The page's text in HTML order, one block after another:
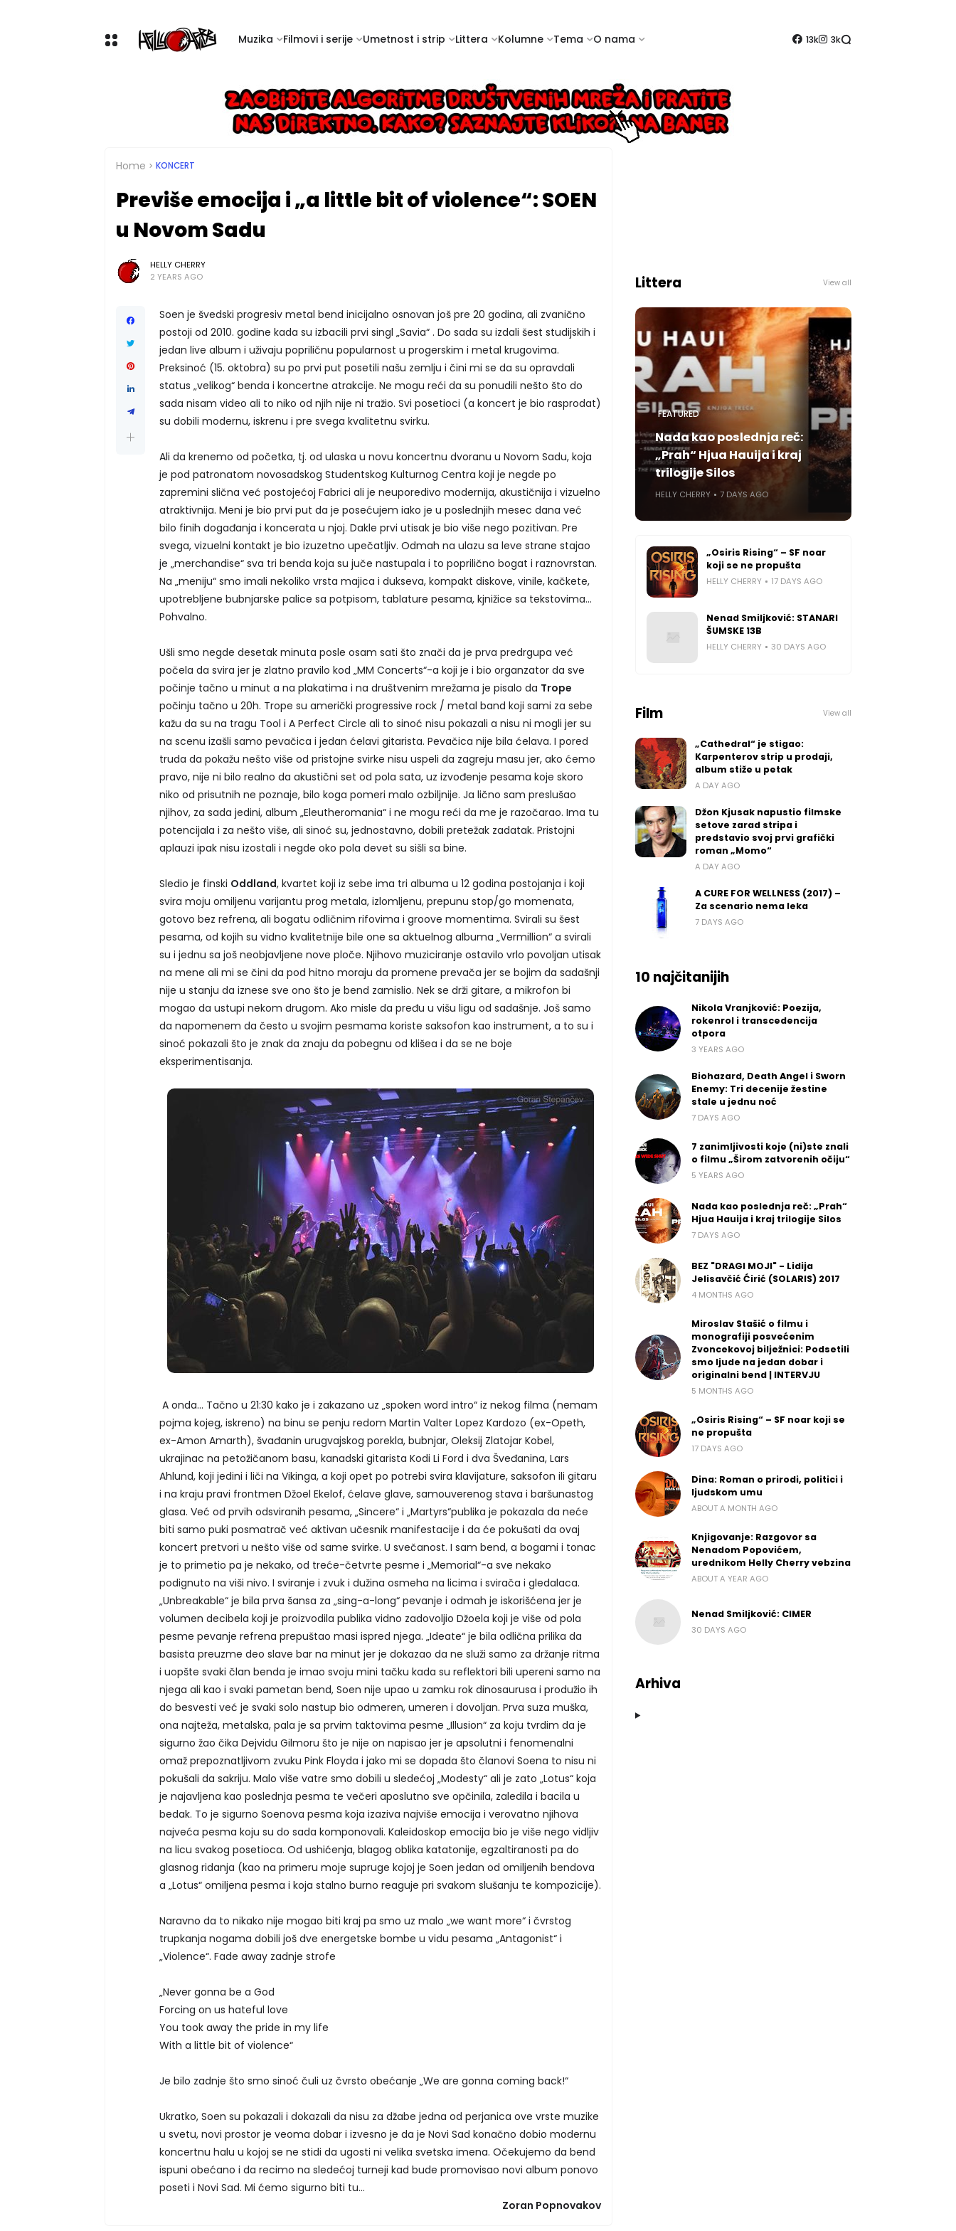
Muzika Filmovi i serije Umetnost i strip Littera Kolumne Tema O nama 13k 3k
Home KONCERT
Previše emocija i „a little bit of violence“: SOEN
u Novom Sadu
HELLY CHERRY
2 YEARS AGO
Soen je švedski progresiv metal bend inicijalno osnovan još pre 20 godina, ali zvanično
postoji od 2010. godine kada su izbacili prvi singl „Savia“ . Do sada su izdali šest studijskih i
jedan live album i uživaju popriličnu popularnost u progerskim i metal krugovima.
Preksinoć (15. oktobra) su po prvi put posetili našu zemlju i čini mi se da su opravdali
status „velikog“ benda i koncertne atrakcije. Ne mogu reći da su ponudili nešto što do
sada nisam video ali to niko od njih nije ni tražio. Svi posetioci (a koncert je bio rasprodat)
su dobili modernu, iskrenu i pre svega kvalitetnu svirku.
Ali da krenemo od početka, tj. od ulaska u novu koncertnu dvoranu u Novom Sadu, koja
je pod patronatom novosadskog Studentskog Kulturnog Centra koji je negde po
zapremini slična već postojećoj Fabrici ali je neuporedivo modernija, akustičnija i vizuelno
atraktivnija. Meni je bio prvi put da je posećujem iako je u poslednjih mesec dana već
bilo finih događanja i koncerata u njoj. Dakle prvi utisak je bio više nego pozitivan. Pre
svega, vizuelni kontakt je bio izuzetno upečatljiv. Odmah na ulazu sa leve strane stajao
je „merchandise“ sva tri benda koja su juče nastupala i to poprilično bogat i raznovrstan.
Na „meniju“ smo imali nekoliko vrsta majica i dukseva, kompakt diskove, vinile, kačkete,
upotrebljene bubnjarske palice sa potpisom, tablature pesama, kjnižice sa tekstovima...
Pohvalno.
Ušli smo negde desetak minuta posle osam sati što znači da je prva predrgupa već
počela da svira jer je zlatno pravilo kod „MM Concerts“-a koji je i bio organzator da sve
počinje tačno u minut a na plakatima i na društvenim mrežama je pisalo da Trope
počinju tačno u 20h. Trope su američki progressive rock / metal band koji sami za sebe
kažu da su na tragu Tool i A Perfect Circle ali to sinoć nisu pokazali a nisu ni mogli jer su
na scenu izašli samo pevačica i jedan ćelavi gitarista. Pevačica nije bila ćelava. I pored
truda da pokažu nešto više od pristojne svirke nisu uspeli da zagreju masu jer, ako ćemo
pravo, nije ni bilo realno da akustični set od pola sata, uz izvođenje pesama koje skoro
niko od prisutnih ne poznaje, bilo koga pomeri malo ozbiljnije. Ja lično sam preslušao
njihov, za sada jedini, album „Eleutheromania“ i ne mogu reći da me je razočarao. Ima tu
potencijala i za nešto više, ali sinoć su, jednostavno, dobili pretežak zadatak. Pristojni
aplauzi ipak nisu izostali i negde oko pola devet su sišli sa bine.
Sledio je finski Oddland, kvartet koji iz sebe ima tri albuma u 12 godina postojanja i koji
svira moju omiljenu varijantu prog metala, izlomljenu, prepunu stop/go momenata,
gotovo bez refrena, ali bogatu odličnim rifovima i groove momentima. Svirali su šest
pesama, od kojih su vidno kvalitetnije bile one sa aktuelnog albuma „Vermillion“ a svirali
su i jednu sa još neobjavljene nove ploče. Njihovo muziciranje ostavilo vrlo povoljan utisak
na mene ali mi se čini da pod hitno moraju da promene prevača jer se bojim da sadašnji
nije u stanju da iznese sve ono što je bend zamislio. Nek se drži gitare, a mikrofon bi
mogao da ustupi nekom drugom. Ako misle da pređu u višu ligu od sadašnje. Još samo
da napomenem da često u svojim pesmama koriste saksofon kao instrument, a to su i
sinoć pokazali što je znak da znaju da pobegnu od klišea i da se ne boje
eksperimentisanja.
A onda... Tačno u 21:30 kako je i zakazano uz „spoken word intro“ iz nekog filma (nemam
pojma kojeg, iskreno) na binu se penju redom Martin Valter Lopez Kardozo (ex-Opeth,
ex-Amon Amarth), švađanin urugvajskog porekla, bubnjar, Oleksij Zlatojar Kobel,
ukrajinac na petožičanom basu, kanadski gitarista Kodi Li Ford i dva Šveđanina, Lars
Ahlund, koji jedini i liči na Vikinga, a koji opet po potrebi svira klavijature, saksofon ili gitaru
i na kraju pravi frontmen Džoel Ekelof, ćelave glave, samouverenog stava i baršunastog
glasa. Već od prvih odsviranih pesama, „Sincere“ i „Martyrs“publika je pokazala da neće
biti samo puki posmatrač već aktivan učesnik manifestacije i da će pokušati da ovaj
koncert pretvori u nešto više od same svirke. U svečanost. I sam bend, a bogami i tonac
je to primetio pa je nekako, od treće-četvrte pesme i „Memorial“-a sve nekako
podignuto na viši nivo. I sviranje i zvuk i dužina osmeha na licima i svirača i gledalaca.
„Unbreakable“ je bila prva šansa za „sing-a-long“ pevanje i odmah je iskorišćena jer je
volumen decibela koji je proizvodila publika vidno zadovoljio Džoela koji je više od pola
pesme pevanje refrena prepuštao masi ispred njega. „Ideate“ je bila odlična prilika da
basista preuzme deo slave bar na minut jer je dokazao da ne služi samo za držanje ritma
i uopšte svaki član benda je imao svoju mini tačku kada su reflektori bili upereni samo na
njega ali kao i svaki pametan bend, Soen nije upao u zamku rok dinosaurusa i produžio ih
do besvesti već je svaki solo nastup bio odmeren, umeren i dovoljan. Prva suza muška,
ona najteža, metalska, pala je sa prvim taktovima pesme „Illusion“ za koju tvrdim da je
sigurno žao čika Dejvidu Gilmoru što je nije on napisao jer je apsolutni i fenomenalni
omaž prepoznatljivom zvuku Pink Floyda i jako mi se dopada što članovi Soena to nisu ni
pokušali da sakriju. Malo više vatre smo dobili u sledećoj „Modesty“ ali je zato „Lotus“ koja
je najavljena kao poslednja pesma te večeri aposlutno sve opčinila, zaledila i bacila u
bedak. To je sigurno Soenova pesma koja izaziva najviše emocija i verovatno njihova
najveća pesma koju su do sada komponovali. Kaleidoskop emocija bio je više nego vidljiv
na licu svakog posetioca. Od ushićenja, blagog oblika katatonije, egzaltiranosti pa do
glasnog ridanja (kao na primeru moje supruge kojoj je Soen jedan od omiljenih bendova
a „Lotus“ omiljena pesma i koja stalno burno reaguje pri svakom slušanju te kompozicije).
Naravno da to nikako nije mogao biti kraj pa smo uz malo „we want more“ i čvrstog
trupkanja nogama dobili još dve energetske bombe u vidu pesama „Antagonist“ i
„Violence“. Fade away zadnje strofe
„Never gonna be a God
Forcing on us hateful love
You took away the pride in my life
With a little bit of violence“
Je bilo zadnje što smo sinoć čuli uz čvrsto obećanje „We are gonna coming back!“
Ukratko, Soen su pokazali i dokazali da nisu za džabe jedna od perjanica ove vrste muzike
u svetu, novi prostor je veoma dobar i izvesno je da je Novi Sad konačno dobio modernu
koncertnu halu u kojoj se ne stidi da ugosti ni velika svetska imena. Očekujemo da bend
ispuni obećano i da recimo na sledećoj turneji kad bude promovisao novi album ponovo
poseti i Novi Sad. Mi ćemo sigurno biti tu...
Zoran Popnovakov
Littera View all
FEATURED
Nada kao poslednja reč:
„Prah“ Hjua Hauija i kraj
trilogije Silos
HELLY CHERRY 7 DAYS AGO
„Osiris Rising“ – SF noar
koji se ne propušta
HELLY CHERRY 17 DAYS AGO
Nenad Smiljković: STANARI
ŠUMSKE 13B
HELLY CHERRY 30 DAYS AGO
Film View all
„Cathedral“ je stigao:
Karpenterov strip u prodaji,
album stiže u petak
A DAY AGO
Džon Kjusak napustio filmske
setove zarad stripa i
predstavio svoj prvi grafički
roman „Momo“
A DAY AGO
A CURE FOR WELLNESS (2017) –
Za scenario nema leka
7 DAYS AGO
10 najčitanijih
Nikola Vranjković: Poezija,
rokenrol i transcedencija
otpora
3 YEARS AGO
Biohazard, Death Angel i Sworn
Enemy: Tri decenije žestine
stale u jednu noć
7 DAYS AGO
7 zanimljivosti koje (ni)ste znali
o filmu „Širom zatvorenih očiju“
5 YEARS AGO
Nada kao poslednja reč: „Prah“
Hjua Hauija i kraj trilogije Silos
7 DAYS AGO
BEZ "DRAGI MOJI" - Lidija
Jelisavčić Ćirić (SOLARIS) 2017
4 MONTHS AGO
Miroslav Stašić o filmu i
monografiji posvećenim
Zvoncekovoj bilježnici: Podsetili
smo ljude na jedan dobar i
originalni bend | INTERVJU
5 MONTHS AGO
„Osiris Rising“ – SF noar koji se
ne propušta
17 DAYS AGO
Dina: Roman o prirodi, politici i
ljudskom umu
ABOUT A MONTH AGO
Knjigovanje: Razgovor sa
Nenadom Popovićem,
urednikom Helly Cherry vebzina
ABOUT A YEAR AGO
Nenad Smiljković: CIMER
30 DAYS AGO
Arhiva